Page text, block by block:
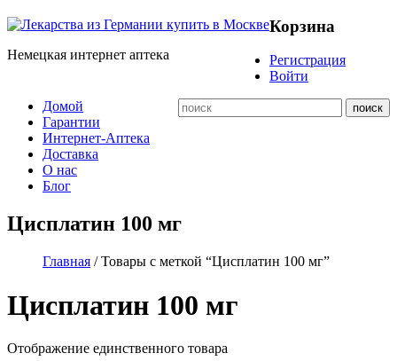
Немецкая интернет аптека
Корзина
Регистрация
Войти
Домой
Гарантии
Интернет-Аптека
Доставка
О нас
Блог
Цисплатин 100 мг
Главная / Товары с меткой “Цисплатин 100 мг”
Цисплатин 100 мг
Отображение единственного товара